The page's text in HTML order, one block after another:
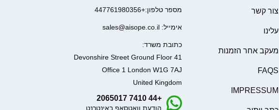
צור קשר
עלינו
מעקב אחר הזמנות
FAQS
IMPRESSUM
מספר טלפון:+447761980356
אימייל: sales@aisope.co.il
כתובת משרד:
41 Devonshire Street Ground Floor
Office 1 London W1G 7AJ
United Kingdom
+44 7410 2065017
הודעת וואטסאפ באינטרנט